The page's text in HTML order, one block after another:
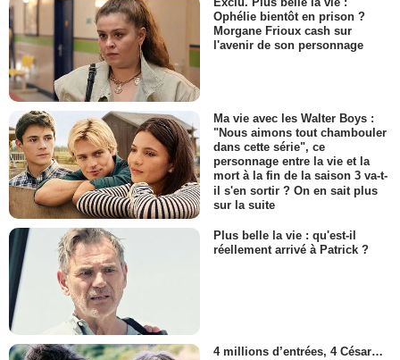
Ophélie bientôt en prison ?
Morgane Frioux cash sur
l'avenir de son personnage
Ma vie avec les Walter Boys :
"Nous aimons tout chambouler
dans cette série", ce
personnage entre la vie et la
mort à la fin de la saison 3 va-t-
il s'en sortir ? On en sait plus
sur la suite
Plus belle la vie : qu'est-il
réellement arrivé à Patrick ?
4 millions d’entrées, 4 César…